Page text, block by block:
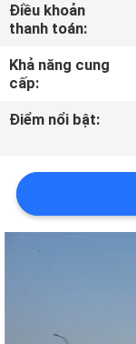
KIỂM
SOÁT
CHẤT
LƯỢNG
LIÊN
HỆ
CHÚNG
Điều khoản
thanh toán:
Khả năng cung
cấp:
Điểm nổi bật: